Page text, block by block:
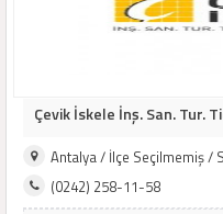
Çevik İskele İnş. San. Tur.
Antalya / İlçe Seçilmemiş /
(0242) 258-11-58